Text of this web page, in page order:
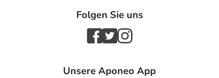
Folgen Sie uns
Unsere Aponeo App